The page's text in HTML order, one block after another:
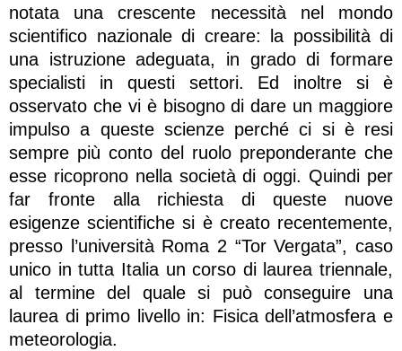
notata una crescente necessità nel mondo
scientifico nazionale di creare: la possibilità di
una istruzione adeguata, in grado di formare
specialisti in questi settori. Ed inoltre si è
osservato che vi è bisogno di dare un maggiore
impulso a queste scienze perché ci si è resi
sempre più conto del ruolo preponderante che
esse ricoprono nella società di oggi. Quindi per
far fronte alla richiesta di queste nuove
esigenze scientifiche si è creato recentemente,
presso l’università Roma 2 “Tor Vergata”, caso
unico in tutta Italia un corso di laurea triennale,
al termine del quale si può conseguire una
laurea di primo livello in: Fisica dell’atmosfera e
meteorologia.